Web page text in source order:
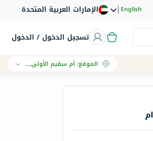
الإمارات العربية المتحدة |English
تسجيل الدخول / الدخول
الموقع:أم سقيم الأولى, دبي